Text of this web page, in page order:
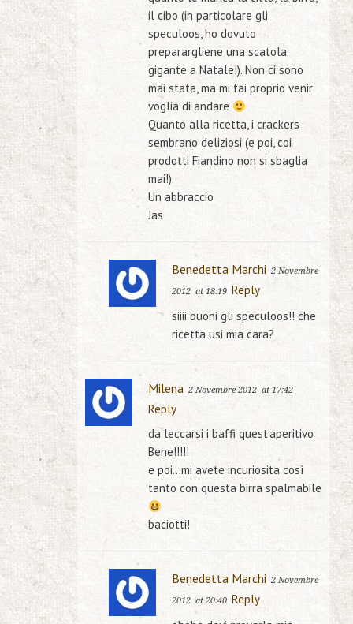
il cibo (in particolare gli
speculoos, ho dovuto
preparargliene una scatola
gigante a Natale!). Non ci sono
mai stata, ma mi fai proprio venir
voglia di andare
Quanto alla ricetta, i crackers
sembrano deliziosi (e poi, coi
prodotti Fiandino non si sbaglia
mai!).
Un abbraccio
Jas
Benedetta Marchi 2 Novembre
2012 at 18:19 Reply
siiii buoni gli speculoos!! che
ricetta usi mia cara?
Milena 2 Novembre 2012 at 17:42
Reply
da leccarsi i baffi quest’aperitivo
Bene!!!!!
e poi…mi avete incuriosita così
tanto con questa birra spalmabile
baciotti!
Benedetta Marchi 2 Novembre
2012 at 20:40 Reply